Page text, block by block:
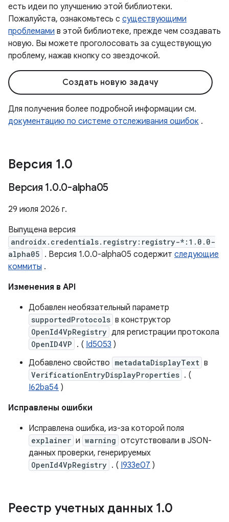
есть идеи по улучшению этой библиотеки.
Пожалуйста, ознакомьтесь с существующими
проблемами в этой библиотеке, прежде чем создавать
новую. Вы можете проголосовать за существующую
проблему, нажав кнопку со звездочкой.
Создать новую задачу
Для получения более подробной информации см.
документацию по системе отслеживания ошибок .
Версия 1.0
Версия 1.0.0-alpha05
29 июля 2026 г.
Выпущена версия
androidx.credentials.registry:registry-*:1.0.0-
alpha05 . Версия 1.0.0-alpha05 содержит следующие
коммиты .
Изменения в API
Добавлен необязательный параметр
supportedProtocols в конструктор
OpenId4VpRegistry для регистрации протокола
OpenID4VP . ( Id5053 )
Добавлено свойство metadataDisplayText в
VerificationEntryDisplayProperties . (
I62ba54 )
Исправлены ошибки
Исправлена ​​ошибка, из-за которой поля
explainer и warning отсутствовали в JSON-
данных проверки, генерируемых
OpenId4VpRegistry . ( I933e07 )
Реестр учетных данных 1.0